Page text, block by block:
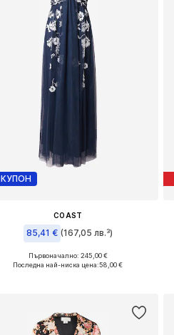
КУПОН
COAST
85,41 € (167,05 лв.³)
Налични размери: 38, 40
Първоначално: 245,00 €
Последна най-ниска цена:58,00 €